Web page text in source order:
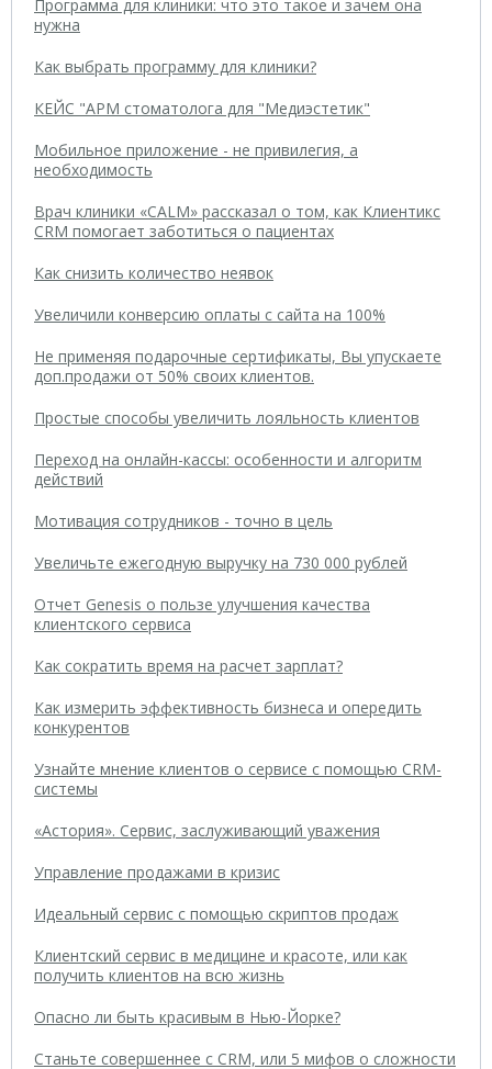
Программа для клиники: что это такое и зачем она
нужна
Как выбрать программу для клиники?
КЕЙС "АРМ стоматолога для "Медиэстетик"
Мобильное приложение - не привилегия, а
необходимость
Врач клиники «CALM» рассказал о том, как Клиентикс
CRM помогает заботиться о пациентах
Как снизить количество неявок
Увеличили конверсию оплаты с сайта на 100%
Не применяя подарочные сертификаты, Вы упускаете
доп.продажи от 50% своих клиентов.
Простые способы увеличить лояльность клиентов
Переход на онлайн-кассы: особенности и алгоритм
действий
Мотивация сотрудников - точно в цель
Увеличьте ежегодную выручку на 730 000 рублей
Отчет Genesis о пользе улучшения качества
клиентского сервиса
Как сократить время на расчет зарплат?
Как измерить эффективность бизнеса и опередить
конкурентов
Узнайте мнение клиентов о сервисе с помощью CRM-
системы
«Астория». Сервис, заслуживающий уважения
Управление продажами в кризис
Идеальный сервис с помощью скриптов продаж
Клиентский сервис в медицине и красоте, или как
получить клиентов на всю жизнь
Опасно ли быть красивым в Нью-Йорке?
Станьте совершеннее с CRM, или 5 мифов о сложности